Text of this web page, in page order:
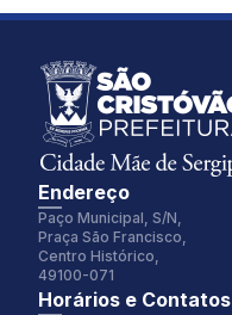
Inter
Endereço
Paço Municipal, S/N,
Praça São Francisco,
Centro Histórico,
49100-071
Horários e Contatos